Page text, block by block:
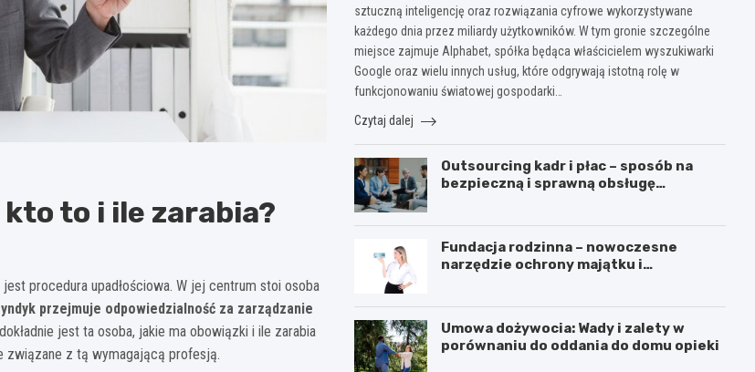
to i ile zarabia?
procedura upadłościowa. W jej centrum stoi osoba
przejmuje odpowiedzialność za zarządzanie
jest ta osoba, jakie ma obowiązki i ile zarabia
związane z tą wymagającą profesją.
sztuczną inteligencję oraz rozwiązania cyfrowe wykorzystywane
każdego dnia przez miliardy użytkowników. W tym gronie szczególne
miejsce zajmuje Alphabet, spółka będąca właścicielem wyszukiwarki
Google oraz wielu innych usług, które odgrywają istotną rolę w
funkcjonowaniu światowej gospodarki…
Czytaj dalej
Outsourcing kadr i płac – sposób na
bezpieczną i sprawną obsługę
Fundacja rodzinna – nowoczesne
narzędzie ochrony majątku i
Umowa dożywocia: Wady i zalety w
porównaniu do oddania do domu opieki